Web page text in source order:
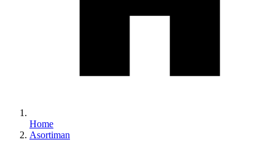
Home
Asortiman